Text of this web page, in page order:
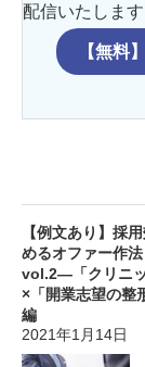
配信いたします
【無料
【例文あり】採
めるオファー作法
vol.2―「クリニッ
×「開業志望の整
編
2021年1月14日